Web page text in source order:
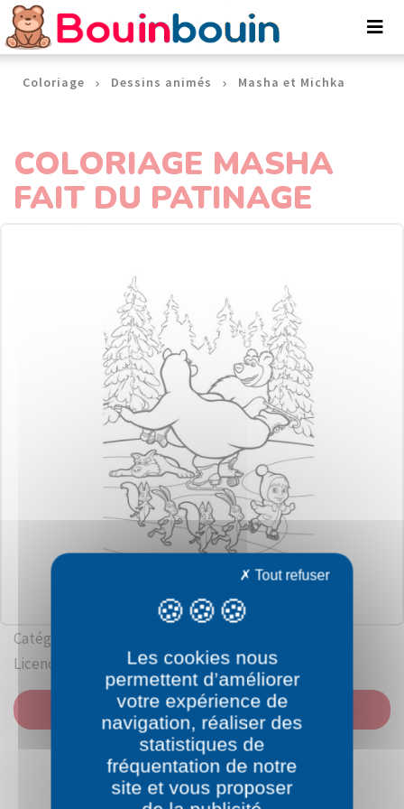
Coloriage Dessins animés Masha et Michka
COLORIAGE MASHA
FAIT DU PATINAGE
Catégorie: Masha et Michka
Licence: Oleg Kouzovkov / Andreï Dobrounov
IMPRIMER
Panneau de gestion des cookies
Les cookies nous
permettent d’améliorer
votre expérience de
navigation, réaliser des
statistiques de
fréquentation de notre
site et vous proposer
Tout refuser